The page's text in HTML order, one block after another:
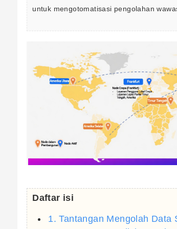
untuk mengotomatisasi pengolahan
Daftar isi
1. Tantangan Mengolah Data